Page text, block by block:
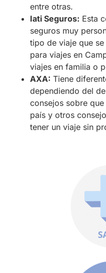
entre otras.
Iati Seguros: Esta
seguros muy
tipo de viaje que
para viajes en
viajes en familia o
AXA: Tiene
dependiendo del
consejos sobre
país y otros
tener un viaje sin